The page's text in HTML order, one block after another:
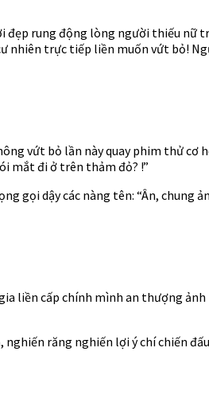
đẹp rung động lòng người thiếu nữ
nhiên trực tiếp liền muốn vứt bỏ!
vứt bỏ lần này quay phim thử cơ
mắt đi ở trên thảm đỏ? !”
gọi dậy các nàng tên: “Ân, chung
liền cấp chính mình an thượng ảnh
răng nghiến lợi ý chí chiến đấu